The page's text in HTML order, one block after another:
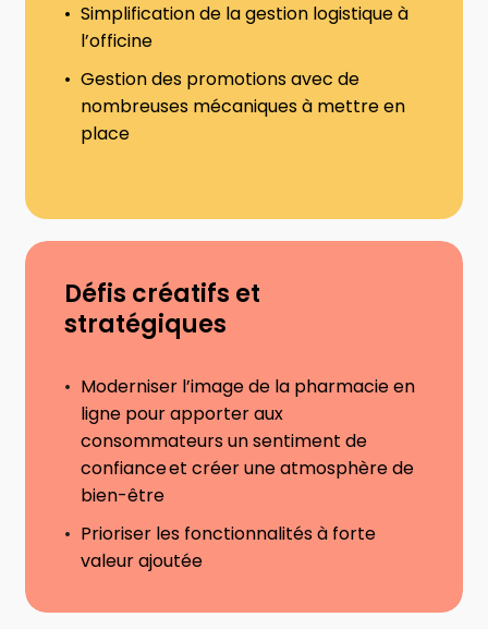
Simplification de la gestion logistique à
l’officine
Gestion des promotions avec de
nombreuses mécaniques à mettre en
place
Défis créatifs et
stratégiques
Moderniser l’image de la pharmacie en
ligne pour apporter aux
consommateurs un sentiment de
confiance et créer une atmosphère de
bien-être
Prioriser les fonctionnalités à forte
valeur ajoutée